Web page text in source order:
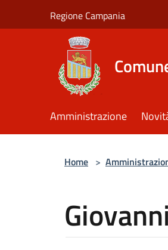
Regione Campania
Amministrazione
Home >